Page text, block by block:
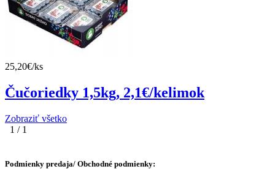
25,20€/ks
Čučoriedky 1,5kg, 2,1€/kelimok
Zobraziť všetko
1 / 1
Podmienky predaja/ Obchodné podmienky: